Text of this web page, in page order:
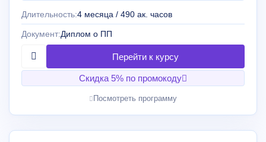
Длительность:4 месяца / 490 ак. часов
Документ:Диплом о ПП
Скидка 5% по промокоду
Посмотреть программу